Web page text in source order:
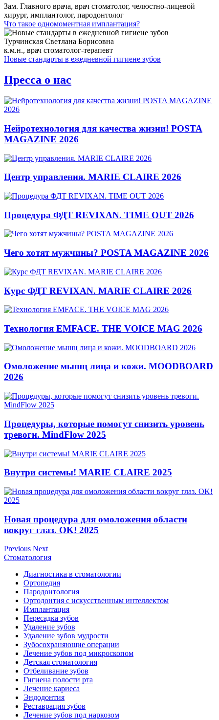
Зам. Главного врача, врач стоматолог, челюстно-лицевой
хирург, имплантолог, пародонтолог
Что такое одномоментная имплантация?
Турчинская Светлана Борисовна
к.м.н., врач стоматолог-терапевт
Новые стандарты в ежедневной гигиене зубов
Пресса о нас
Нейротехнология для качества жизни! POSTA
MAGAZINE 2026
Центр управления. MARIE CLAIRE 2026
Процедура ФДТ REVIXAN. TIME OUT 2026
Чего хотят мужчины? POSTA MAGAZINE 2026
Курс ФДТ REVIXAN. MARIE CLAIRE 2026
Технология EMFACE. THE VOICE MAG 2026
Омоложение мышц лица и кожи. MOODBOARD
2026
Процедуры, которые помогут снизить уровень
тревоги. MindFlow 2025
Внутри системы! MARIE CLAIRE 2025
Новая процедура для омоложения области
вокруг глаз. OK! 2025
Previous Next
Стоматология
Диагностика в стоматологии
Ортопедия
Пародонтология
Ортодонтия с искусственным интеллектом
Имплантация
Пересадка зубов
Удаление зубов
Удаление зубов мудрости
Зубосохраняющие операции
Лечение зубов под микроскопом
Детская стоматология
Отбеливание зубов
Гигиена полости рта
Лечение кариеса
Эндодонтия
Реставрация зубов
Лечение зубов под наркозом